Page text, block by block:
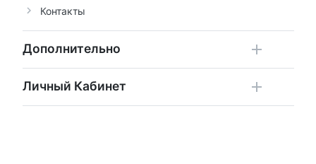
Контакты
Дополнительно
Личный Кабинет